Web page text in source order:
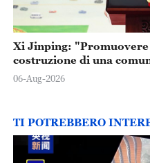
Xi Jinping: "Promuovere
costruzione di una
condiviso"
06-Aug-2026
TI POTREBBERO